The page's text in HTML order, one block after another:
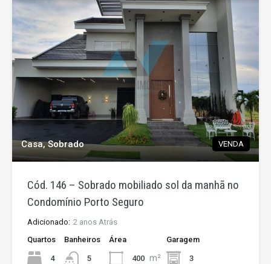
Casa, Sobrado VENDA
Cód. 146 – Sobrado mobiliado sol da manhã no
Condomínio Porto Seguro
Adicionado: 2 anos Atrás
Quartos
4
Banheiros
5
Área
400 m²
Garagem
3